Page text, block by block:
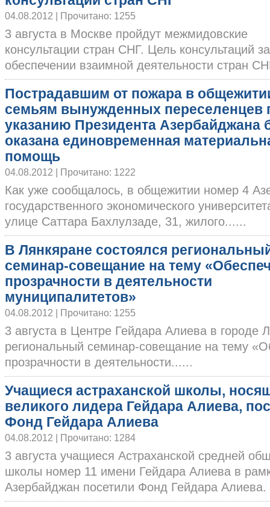
04.08.2012 | Прочитано: 1255
3 августа в Москве пройдут межмидовские
консультации стран СНГ. Цель консультаций
обеспечении взаимной деятельности стран
Пострадавшим от пожара в
семьям вынужденных переселенцев
указанию Президента Азербайджана
оказана единовременная
помощь
04.08.2012 | Прочитано: 1222
Как уже сообщалось, в общежитии номер 4
государственного экономического
улице Саттара Бахлулзаде, 31, жилого......
В Лянкяране состоялся
семинар-совещание на тему
прозрачности в деятельности
муниципалитетов»
04.08.2012 | Прочитано: 1255
3 августа в Центре Гейдара Алиева в городе
региональный семинар-совещание на тему
прозрачности в деятельности......
Учащиеся астраханской школы,
великого лидера Гейдара Алиева,
Фонд Гейдара Алиева
04.08.2012 | Прочитано: 1284
3 августа учащиеся Астраханской средней
школы номер 11 имени Гейдара Алиева в
Азербайджан посетили Фонд Гейдара